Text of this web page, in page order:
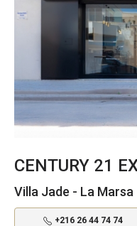
CENTURY 21
Villa Jade - La Marsa
+216 26 44 74 74